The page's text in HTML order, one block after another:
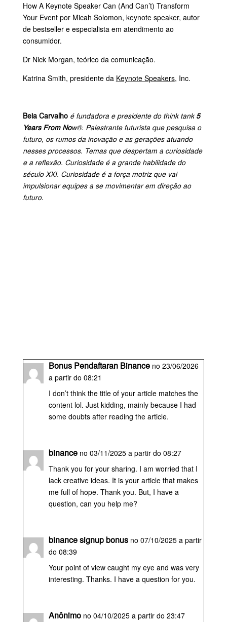
How A Keynote Speaker Can (And Can’t) Transform
Your Eventpor Micah Solomon, keynote speaker, autor
de bestseller e especialista em atendimento ao
consumidor.
Dr Nick Morgan, teórico da comunicação.
Katrina Smith, presidente da Keynote Speakers, Inc.
Beia Carvalho é fundadora e presidente do think tank 5
Years From Now®. Palestrante futurista que pesquisa o
futuro, os rumos da inovação e as gerações atuando
nesses processos. Temas que despertam a curiosidade
e a reflexão. Curiosidade é a grande habilidade do
século XXI. Curiosidade é a força motriz que vai
impulsionar equipes a se movimentar em direção ao
futuro.
Bonus Pendaftaran Binance no 23/06/2026
a partir do 08:21
I don’t think the title of your article matches the
content lol. Just kidding, mainly because I had
some doubts after reading the article.
binance no 03/11/2025 a partir do 08:27
Thank you for your sharing. I am worried that I
lack creative ideas. It is your article that makes
me full of hope. Thank you. But, I have a
question, can you help me?
binance signup bonus no 07/10/2025 a partir
do 08:39
Your point of view caught my eye and was very
interesting. Thanks. I have a question for you.
Anônimo no 04/10/2025 a partir do 23:47